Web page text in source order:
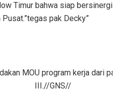
Timur bahwa siap
pak Decky”
MOU program kerja dari
III.//GNS//